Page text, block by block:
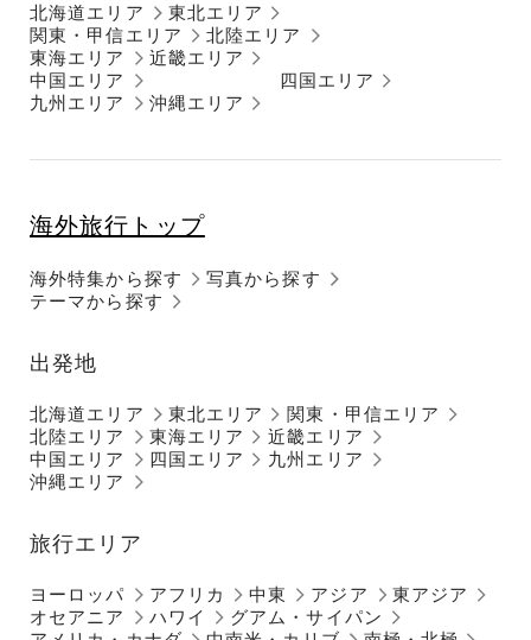
北海道エリア
東北エリア
関東・甲信エリア
北陸エリア
東海エリア
近畿エリア
中国エリア
四国エリア
九州エリア
沖縄エリア
海外旅行トップ
海外特集から探す
テーマから探す
写真から探す
出発地
北海道エリア 東北エリア
関東・甲信エリア
北陸エリア
東海エリア
近畿エリア
中国エリア
四国エリア
九州エリア
沖縄エリア
旅行エリア
ヨーロッパ アフリカ 中東 アジア
東アジア
オセアニア
ハワイ
グアム・サイパン